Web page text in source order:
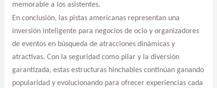
memorable a los asistentes.
En conclusión, las pistas americanas representan una
inversión inteligente para negocios de ocio y organizadores
de eventos en búsqueda de atracciones dinámicas y
atractivas. Con la seguridad como pilar y la diversión
garantizada, estas estructuras hinchables continúan ganando
popularidad y evolucionando para ofrecer experiencias cada